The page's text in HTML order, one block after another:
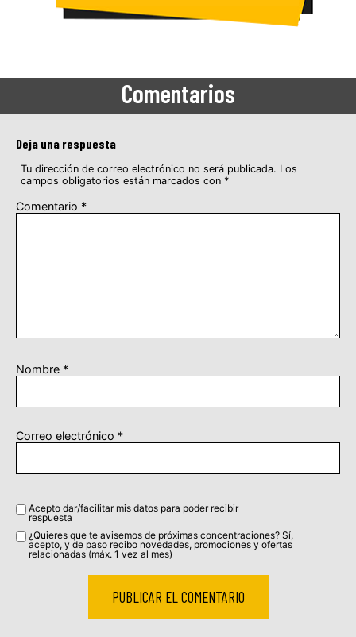
Comentarios
Deja una respuesta
Tu dirección de correo electrónico no será publicada. Los
campos obligatorios están marcados con *
Comentario *
Nombre *
Correo electrónico *
Acepto dar/facilitar mis datos para poder recibir
respuesta
¿Quieres que te avisemos de próximas concentraciones? Sí,
acepto, y de paso recibo novedades, promociones y ofertas
relacionadas (máx. 1 vez al mes)